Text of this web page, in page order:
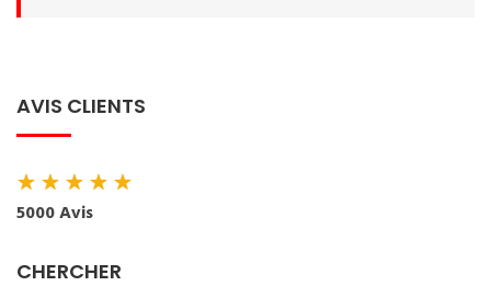
AVIS CLIENTS
★★★★★
5000 Avis
CHERCHER